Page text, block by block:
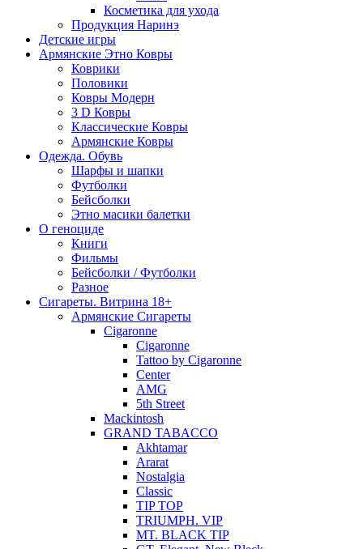
Косметика для ухода
Продукция Наринэ
Детские игры
Армянские Этно Ковры
Коврики
Половики
Ковры Модерн
3 D Ковры
Классические Ковры
Армянские Ковры
Одежда. Обувь
Шарфы и шапки
Футболки
Бейсболки
Этно масики балетки
О геноциде
Книги
Фильмы
Бейсболки / Футболки
Разное
Сигареты. Витрина 18+
Армянские Сигареты
Cigaronne
Cigaronne
Tattoo by Cigaronne
Center
AMG
5th Street
Mackintosh
GRAND TABACCO
Akhtamar
Ararat
Nostalgia
Classic
TIP TOP
TRIUMPH. VIP
MT. BLACK TIP